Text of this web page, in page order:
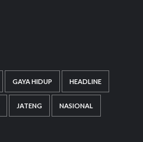
GAYA HIDUP HEADLINE
JATENG NASIONAL